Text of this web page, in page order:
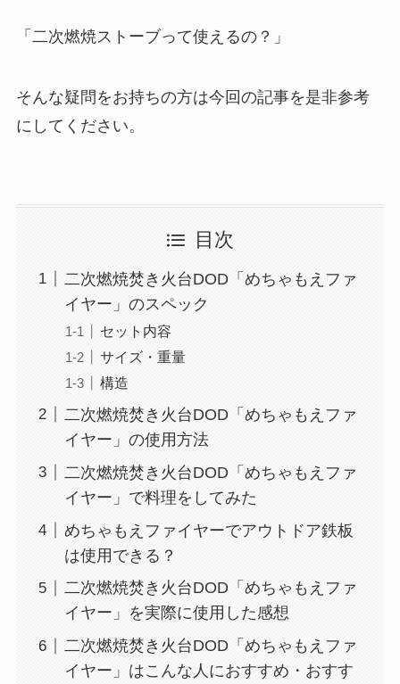
「 二次燃焼ストーブって使えるの？ 」
そんな疑問をお持ちの方は今回の記事を是非参考
にしてください。
目次
二次燃焼焚き火台DOD「めちゃもえファ
イヤー」のスペック
セット内容
サイズ・重量
構造
二次燃焼焚き火台DOD「めちゃもえファ
イヤー」の使用方法
二次燃焼焚き火台DOD「めちゃもえファ
イヤー」で料理をしてみた
めちゃもえファイヤーでアウトドア鉄板
は使用できる？
二次燃焼焚き火台DOD「めちゃもえファ
イヤー」を実際に使用した感想
二次燃焼焚き火台DOD「めちゃもえファ
イヤー」はこんな人におすすめ・おすす